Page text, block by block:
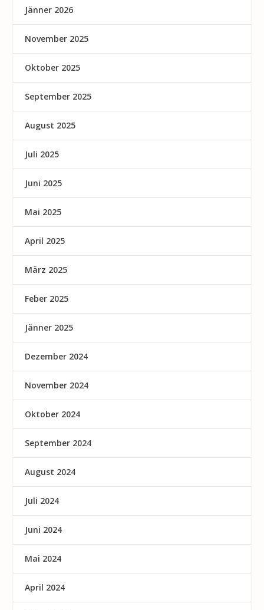
Jänner 2026
November 2025
Oktober 2025
September 2025
August 2025
Juli 2025
Juni 2025
Mai 2025
April 2025
März 2025
Feber 2025
Jänner 2025
Dezember 2024
November 2024
Oktober 2024
September 2024
August 2024
Juli 2024
Juni 2024
Mai 2024
April 2024